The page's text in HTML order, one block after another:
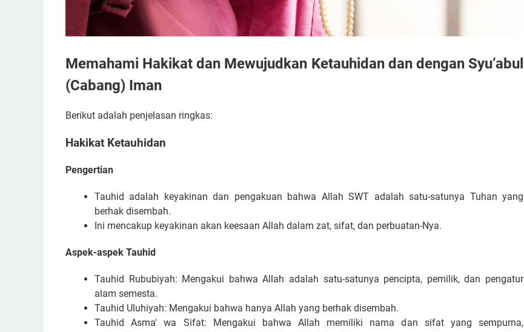
Memahami Hakikat dan Mewujudkan Ketauhidan dan dengan Syu’abul
(Cabang) Iman
Berikut adalah penjelasan ringkas:
Hakikat Ketauhidan
Pengertian
Tauhid adalah keyakinan dan pengakuan bahwa Allah SWT adalah satu-satunya Tuhan yang
berhak disembah.
Ini mencakup keyakinan akan keesaan Allah dalam zat, sifat, dan perbuatan-Nya.
Aspek-aspek Tauhid
Tauhid Rububiyah: Mengakui bahwa Allah adalah satu-satunya pencipta, pemilik, dan pengatur
alam semesta.
Tauhid Uluhiyah: Mengakui bahwa hanya Allah yang berhak disembah.
Tauhid Asma' wa Sifat: Mengakui bahwa Allah memiliki nama dan sifat yang sempurna,